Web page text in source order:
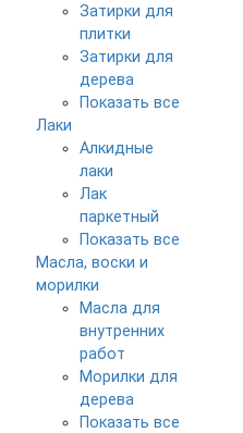
Затирки для
плитки
Затирки для
дерева
Показать все
Лаки
Алкидные
лаки
Лак
паркетный
Показать все
Масла, воски и
морилки
Масла для
внутренних
работ
Морилки для
дерева
Показать все